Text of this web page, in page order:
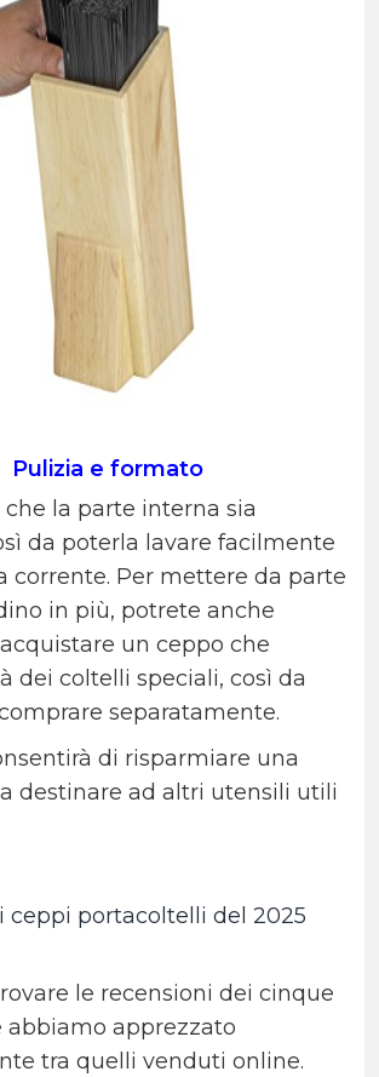
Pulizia e formato
la parte interna sia
da poterla lavare facilmente
corrente. Per mettere da parte
in più, potrete anche
un ceppo che
dei coltelli speciali, così da
separatamente.
di risparmiare una
destinare ad altri utensili utili
ceppi portacoltelli del 2025
le recensioni dei cinque
abbiamo apprezzato
tra quelli venduti online.